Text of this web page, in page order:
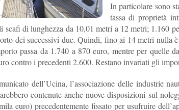
In particolare sono
tassa di proprietà
scafi di lunghezza da 10,01 metri a 12 metri; 1.160
dei successivi due. Quindi, fino ai 14 metri nulla
passa da 1.740 a 870 euro, mentre per quelle
contro i precedenti 2.600. Restano invariati gli
dell’Ucina, l’associazione delle industrie
contenute anche nuove disposizioni sul
euro) precedentemente fissato per usufruire